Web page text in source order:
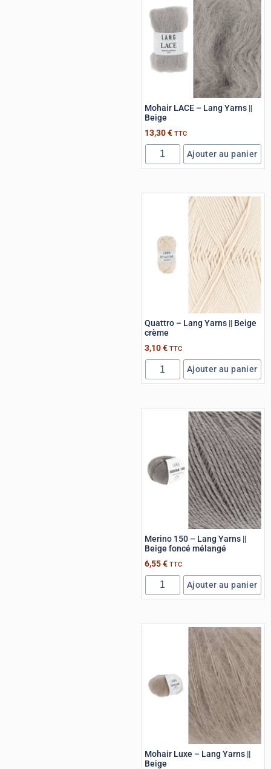
Mohair LACE – Lang Yarns ||
Beige
13,30€ TTC
Ajouter au panier
Quattro – Lang Yarns || Beige
crème
3,10€ TTC
Ajouter au panier
Merino 150 – Lang Yarns ||
Beige foncé mélangé
6,55€ TTC
Ajouter au panier
Mohair Luxe – Lang Yarns ||
Beige